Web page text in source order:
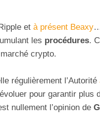
et à présent Beaxy
les procédures.
crypto.
régulièrement l’Autorité
pour garantir plus
nullement l’opinion de